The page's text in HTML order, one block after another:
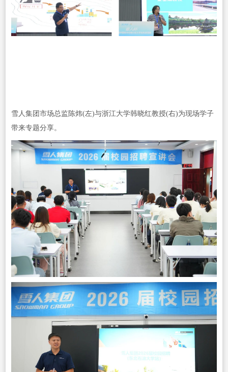
雪人集团市场总监陈炜(左)与浙江大学韩晓红教授(右)为现场学子
带来专题分享。